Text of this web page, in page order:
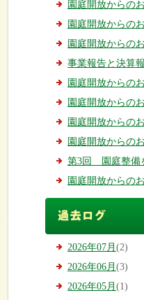
園庭開放からの
園庭開放からの
園庭開放からの
事業報告と決算
園庭開放からの
園庭開放からの
園庭開放からの
園庭開放からの
第3回 園庭整備
園庭開放からの
2026年07月 (2)
2026年06月 (3)
2026年05月 (1)